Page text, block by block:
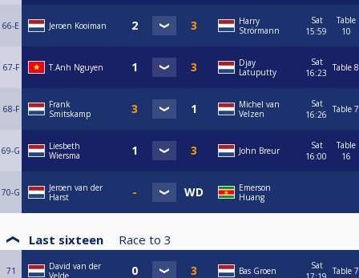
66-E Jeroen Kooiman
Harry
Strörmann
Sat
15:59
Table
10
67-F T.Anh Nguyen
Djay
Latuputty
Sat
16:23 Table 8
68-F
Frank
Smitskamp
Michel van
Velzen
Sat
16:26 Table 7
69-G
Liesbeth
Wiersma
John Breur
Sat
16:00
Table
16
70-G
Jeroen van der
Harst
Emerson
Huang
Last sixteen Race to 3
71
David van der
Bas Groen
Sat
Table 7